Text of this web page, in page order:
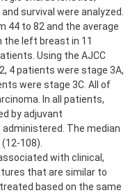
survival were analyzed.
44 to 82 and the average
the left breast in 11
Using the AJCC
4 patients were stage 3A,
were stage 3C. All of
In all patients,
by adjuvant
The median
108).
with clinical,
that are similar to
based on the same